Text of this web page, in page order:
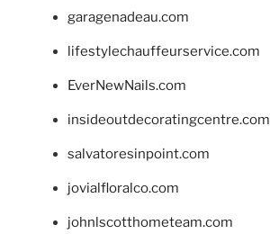
garagenadeau.com
lifestylechauffeurservice.com
EverNewNails.com
insideoutdecoratingcentre.com
salvatoresinpoint.com
jovialfloralco.com
johnlscotthometeam.com